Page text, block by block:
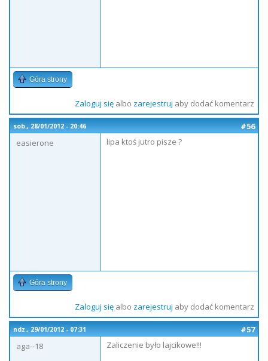
Góra strony
Zaloguj sięalbo zarejestruj aby dodać komentarz
sob., 28/01/2012 - 20:46
#56
easierone
lipa ktoś jutro pisze ?
Góra strony
Zaloguj sięalbo zarejestruj aby dodać komentarz
ndz., 29/01/2012 - 07:31
#57
aga--18
Zaliczenie było lajcikowe!!!